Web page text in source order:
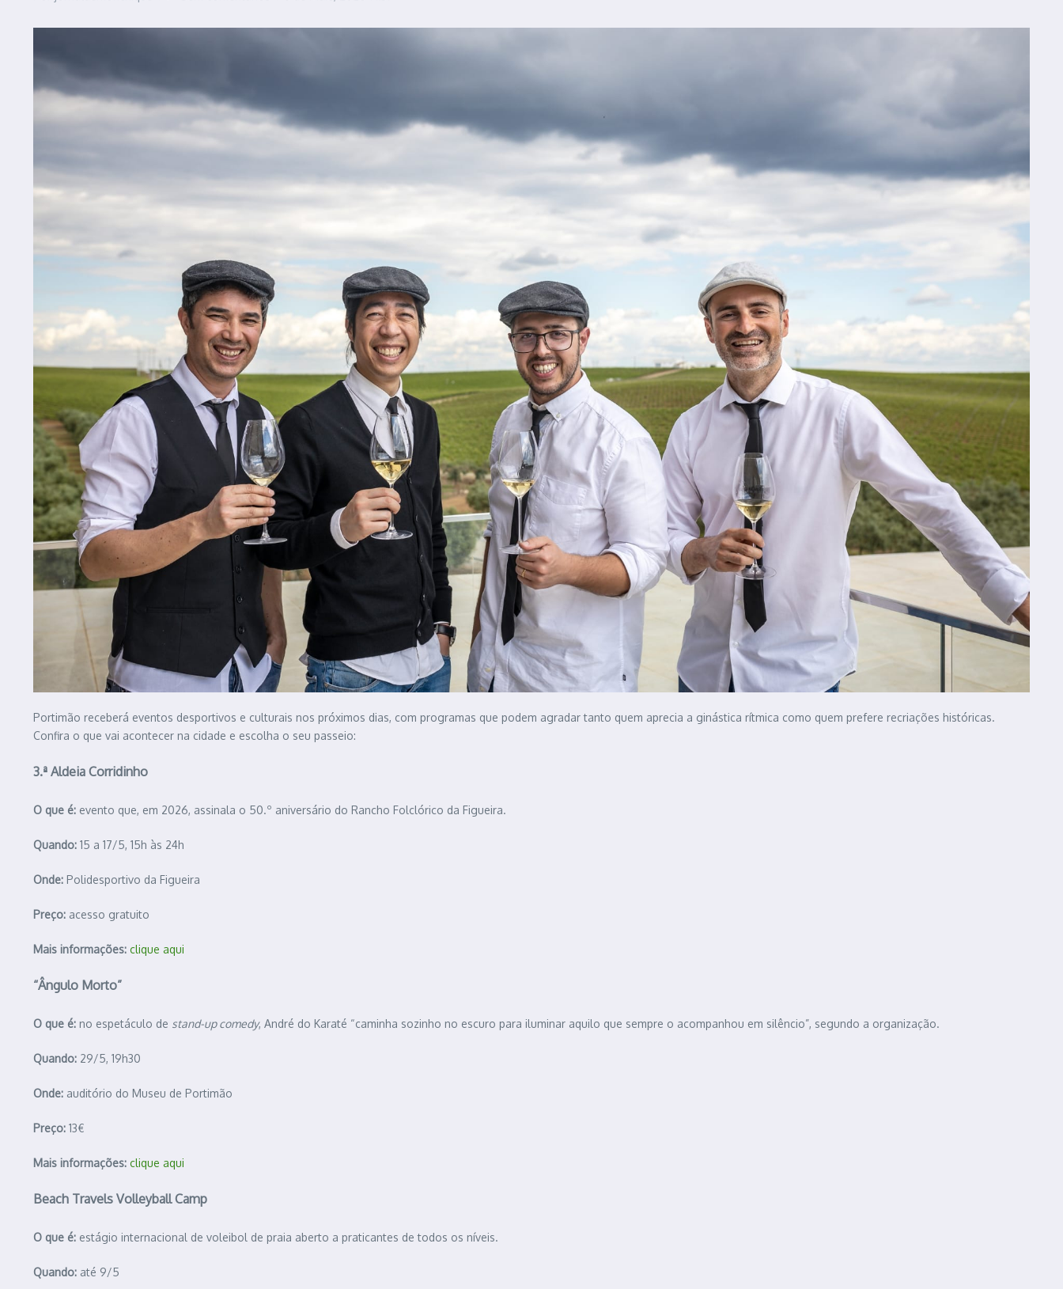
Portimão receberá eventos desportivos e culturais nos próximos dias, com programas que podem agradar tanto quem aprecia a ginástica rítmica como quem prefere recriações históricas.
Confira o que vai acontecer na cidade e escolha o seu passeio:
3.ª Aldeia Corridinho
O que é: evento que, em 2026, assinala o 50.º aniversário do Rancho Folclórico da Figueira.
Quando: 15 a 17/5, 15h às 24h
Onde: Polidesportivo da Figueira
Preço: acesso gratuito
Mais informações: clique aqui
“Ângulo Morto”
O que é: no espetáculo de stand-up comedy, André do Karaté “caminha sozinho no escuro para iluminar aquilo que sempre o acompanhou em silêncio”, segundo a organização.
Quando: 29/5, 19h30
Onde: auditório do Museu de Portimão
Preço: 13€
Mais informações: clique aqui
Beach Travels Volleyball Camp
O que é: estágio internacional de voleibol de praia aberto a praticantes de todos os níveis.
Quando: até 9/5